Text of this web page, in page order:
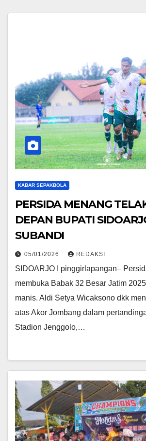
KABAR SEPAKBOLA
PERSIDA MENANG
DEPAN BUPATI
SUBANDI
05/01/2026 REDAKSI
SIDOARJO I pinggirlapangan–
membuka Babak 32 Besar Jatim
manis. Aldi Setya Wicaksono dkk
atas Akor Jombang dalam
Stadion Jenggolo,…